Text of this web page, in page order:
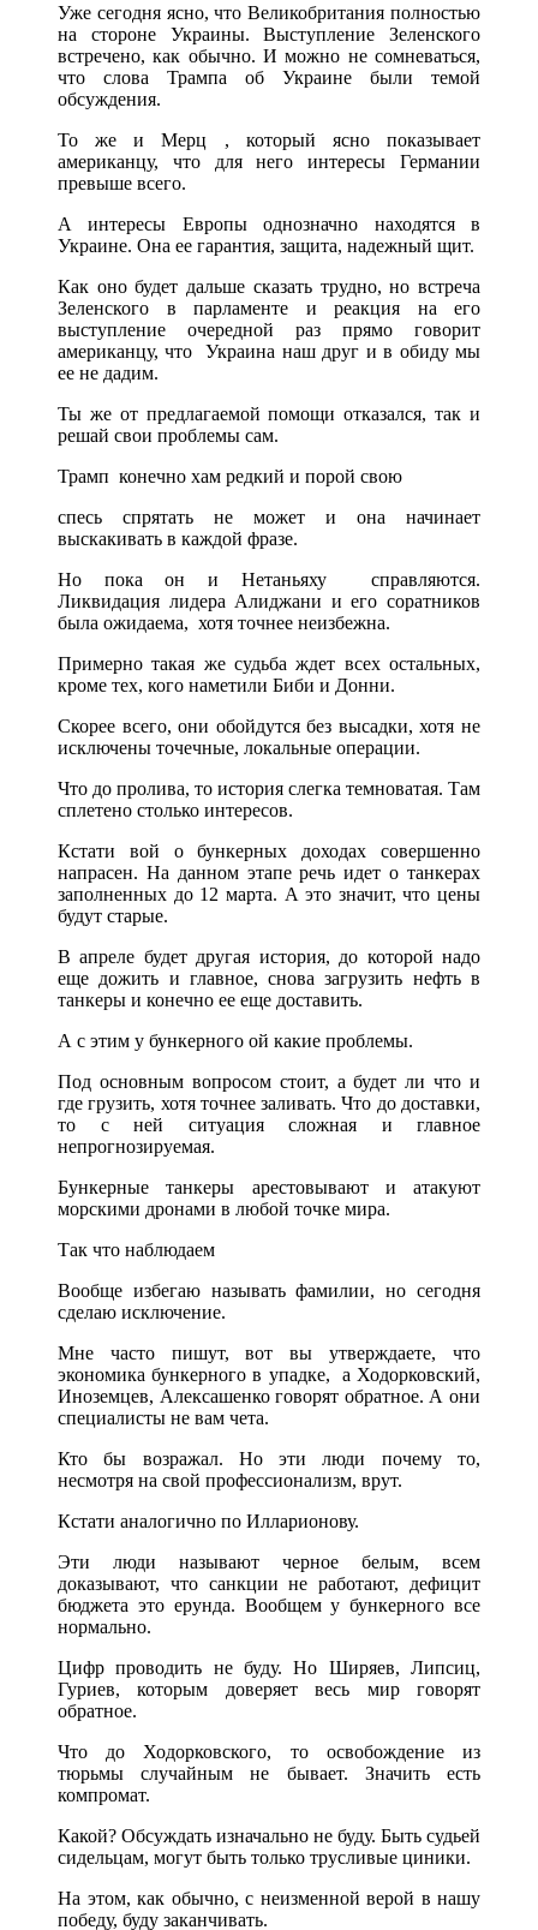
Уже сегодня ясно, что Великобритания полностью
на стороне Украины. Выступление Зеленского
встречено, как обычно. И можно не сомневаться,
что слова Трампа об Украине были темой
обсуждения.
То же и Мерц , который ясно показывает
американцу, что для него интересы Германии
превыше всего.
А интересы Европы однозначно находятся в
Украине. Она ее гарантия, защита, надежный щит.
Как оно будет дальше сказать трудно, но встреча
Зеленского в парламенте и реакция на его
выступление очередной раз прямо говорит
американцу, что Украина наш друг и в обиду мы
ее не дадим.
Ты же от предлагаемой помощи отказался, так и
решай свои проблемы сам.
Трамп конечно хам редкий и порой свою
спесь спрятать не может и она начинает
выскакивать в каждой фразе.
Но пока он и Нетаньяху справляются.
Ликвидация лидера Алиджани и его соратников
была ожидаема, хотя точнее неизбежна.
Примерно такая же судьба ждет всех остальных,
кроме тех, кого наметили Биби и Донни.
Скорее всего, они обойдутся без высадки, хотя не
исключены точечные, локальные операции.
Что до пролива, то история слегка темноватая. Там
сплетено столько интересов.
Кстати вой о бункерных доходах совершенно
напрасен. На данном этапе речь идет о танкерах
заполненных до 12 марта. А это значит, что цены
будут старые.
В апреле будет другая история, до которой надо
еще дожить и главное, снова загрузить нефть в
танкеры и конечно ее еще доставить.
А с этим у бункерного ой какие проблемы.
Под основным вопросом стоит, а будет ли что и
где грузить, хотя точнее заливать. Что до доставки,
то с ней ситуация сложная и главное
непрогнозируемая.
Бункерные танкеры арестовывают и атакуют
морскими дронами в любой точке мира.
Так что наблюдаем
Вообще избегаю называть фамилии, но сегодня
сделаю исключение.
Мне часто пишут, вот вы утверждаете, что
экономика бункерного в упадке, а Ходорковский,
Иноземцев, Алексашенко говорят обратное. А они
специалисты не вам чета.
Кто бы возражал. Но эти люди почему то,
несмотря на свой профессионализм, врут.
Кстати аналогично по Илларионову.
Эти люди называют черное белым, всем
доказывают, что санкции не работают, дефицит
бюджета это ерунда. Вообщем у бункерного все
нормально.
Цифр проводить не буду. Но Ширяев, Липсиц,
Гуриев, которым доверяет весь мир говорят
обратное.
Что до Ходорковского, то освобождение из
тюрьмы случайным не бывает. Значить есть
компромат.
Какой? Обсуждать изначально не буду. Быть судьей
сидельцам, могут быть только трусливые циники.
На этом, как обычно, с неизменной верой в нашу
победу, буду заканчивать.